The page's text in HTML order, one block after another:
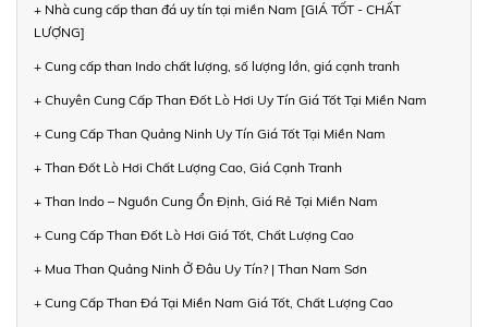
+ Nhà cung cấp than đá uy tín tại miền Nam [GIÁ TỐT - CHẤT
LƯỢNG]
+ Cung cấp than Indo chất lượng, số lượng lớn, giá cạnh tranh
+ Chuyên Cung Cấp Than Đốt Lò Hơi Uy Tín Giá Tốt Tại Miền Nam
+ Cung Cấp Than Quảng Ninh Uy Tín Giá Tốt Tại Miền Nam
+ Than Đốt Lò Hơi Chất Lượng Cao, Giá Cạnh Tranh
+ Than Indo – Nguồn Cung Ổn Định, Giá Rẻ Tại Miền Nam
+ Cung Cấp Than Đốt Lò Hơi Giá Tốt, Chất Lượng Cao
+ Mua Than Quảng Ninh Ở Đâu Uy Tín? | Than Nam Sơn
+ Cung Cấp Than Đá Tại Miền Nam Giá Tốt, Chất Lượng Cao